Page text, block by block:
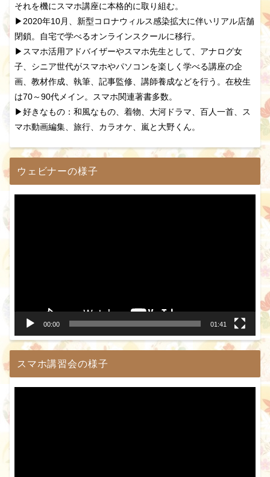
それを機にスマホ講座に本格的に取り組む。
▶2020年10月、新型コロナウィルス感染拡大に伴いリアル店舗
閉鎖。自宅で学べるオンラインスクールに移行。
▶スマホ活用アドバイザーやスマホ先生として、アナログ女
子、シニア世代がスマホやパソコンを楽しく学べる講座の企
画、教材作成、執筆、記事監修、講師養成などを行う。在校生
は70～90代メイン。スマホ関連著書多数。
▶好きなもの：和風なもの、着物、大河ドラマ、百人一首、ス
マホ動画編集、旅行、カラオケ、嵐と大野くん。
ウェビナーの様子
00:00 01:41
スマホ講習会の様子